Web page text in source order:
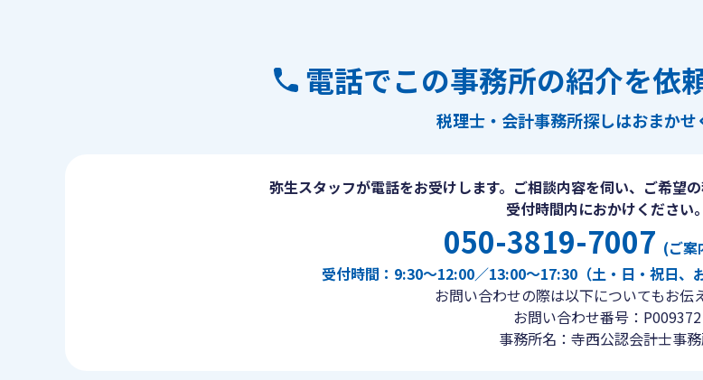
電話でこの事務所の紹介を依
税理士・会計事務所探しはおまかせ
弥生スタッフが電話をお受けします。ご相談内容を伺い、ご希望
受付時間内におかけください。
050-3819-7007 (ご案
受付時間：9:30〜12:00／13:00〜17:30（土・日・祝日、
お問い合わせの際は以下についてもお伝
お問い合わせ番号：P009372
事務所名：寺西公認会計士事